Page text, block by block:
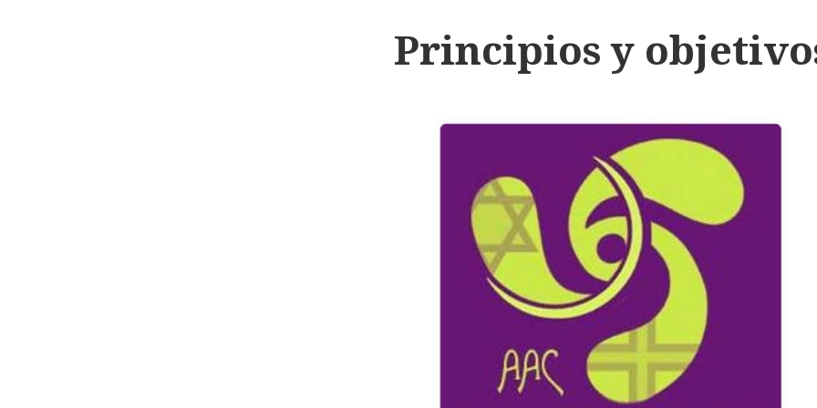
Principios y